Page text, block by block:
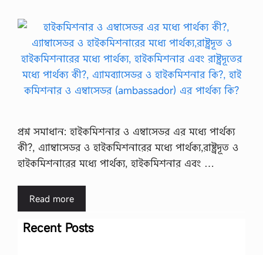
প্রশ্ন সমাধান: হাইকমিশনার ও এম্বাসেডর এর মধ্যে পার্থক্য
কী?, এ্যাম্বাসেডর ও হাইকমিশনারের মধ্যে পার্থক্য,রাষ্ট্রদূত ও
হাইকমিশনারের মধ্যে পার্থক্য, হাইকমিশনার এবং …
Read more
Recent Posts